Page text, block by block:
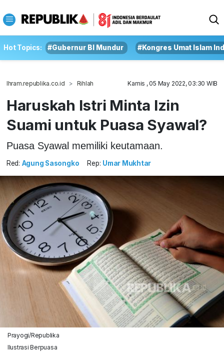
Hot Topics: #Gubernur BI Mundur #Kongres Umat Islam
Ihram.republika.co.id Rihlah Kamis , 05 May 2022, 03:30 WIB
Haruskah Istri Minta Izin
Suami untuk Puasa Syawal?
Puasa Syawal memiliki keutamaan.
Red: Agung Sasongko Rep: Umar Mukhtar
Prayogi/Republika
Ilustrasi Berpuasa